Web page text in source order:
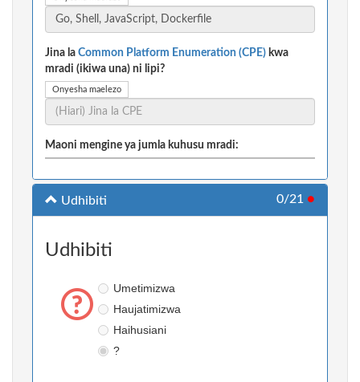
Jina la Common Platform Enumeration (CPE) kwa
mradi (ikiwa una) ni lipi?
Onyesha maelezo
Maoni mengine ya jumla kuhusu mradi:
Udhibiti 0/21 ●
Udhibiti
Umetimizwa
Haujatimizwa
Haihusiani
?